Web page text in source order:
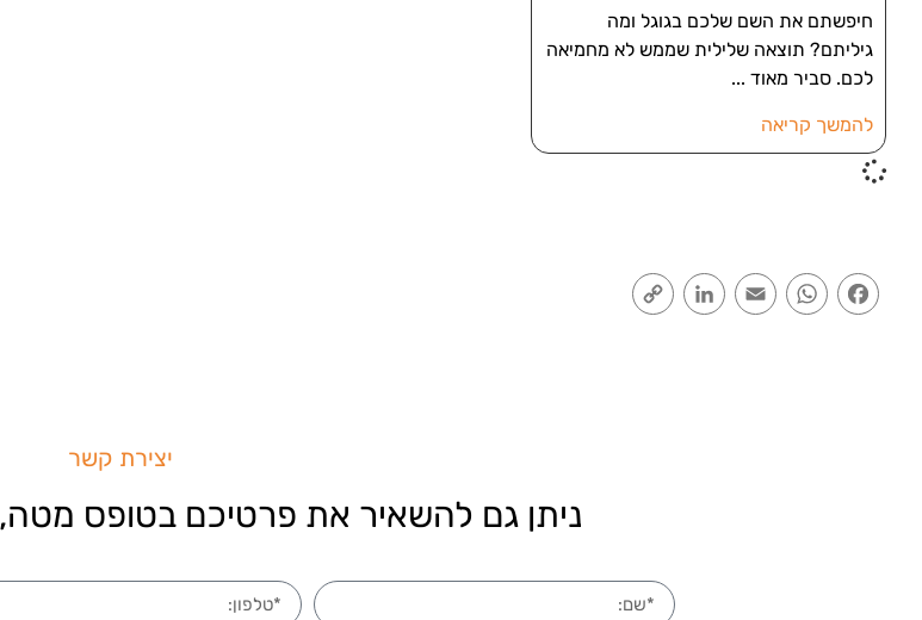
חיפשתם את השם שלכם בגוגל ומה
גיליתם? תוצאה שלילית שממש לא מחמיאה
לכם. סביר מאוד
להמשך קריאה
Facebook
WhatsApp
Email
LinkedIn
יצירת קשר
ניתן גם להשאיר את פרטיכם בטופס מטה,